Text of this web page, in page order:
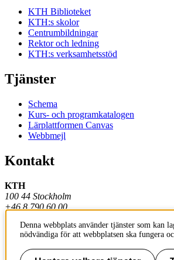
KTH Biblioteket
KTH:s skolor
Centrumbildningar
Rektor och ledning
KTH:s verksamhetsstöd
Tjänster
Schema
Kurs- och programkatalogen
Lärplattformen Canvas
Webbmejl
Kontakt
KTH
100 44 Stockholm
+46 8 790 60 00
Kontakta KTH
Jobba på KTH
Press och media
Denna webbplats använder tjänster som kan
nödvändiga för att webbplatsen ska fungera